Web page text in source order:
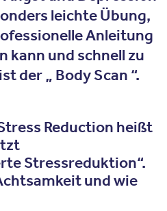
leichte Übung,
Anleitung
kann und schnell zu
der „ Body Scan “.
Reduction heißt
Stressreduktion“.
und wie